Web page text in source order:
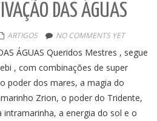
DAS ÁGUAS
ARTIGOS NO COMMENTS YET
ÁGUAS Queridos Mestres , segue
, com combinações de super
poder dos mares, a magia do
Zrion, o poder do Tridente,
a energia do sol e o